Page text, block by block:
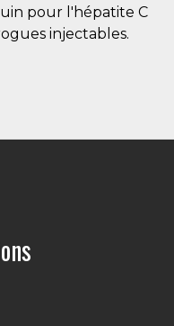
pour l'hépatite C
injectables.